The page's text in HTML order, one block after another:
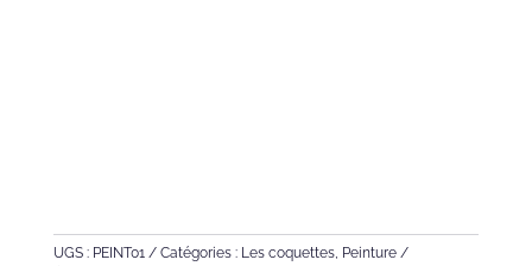
UGS : PEINT01 Catégories : Les coquettes, Peinture